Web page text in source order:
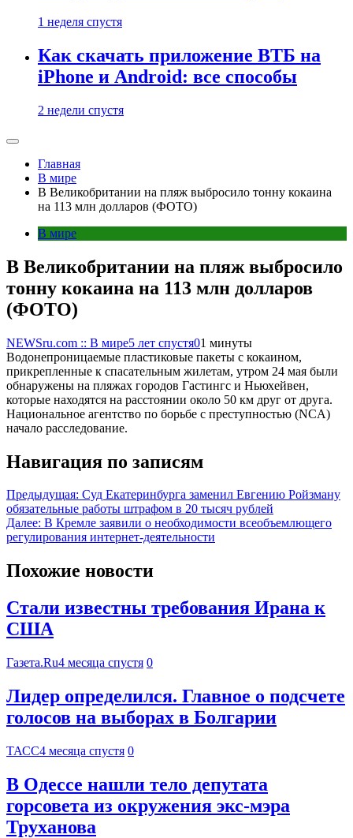
1 неделя спустя
Как скачать приложение ВТБ на
iPhone и Android: все способы
2 недели спустя
Главная
В мире
В Великобритании на пляж выбросило тонну кокаина
на 113 млн долларов (ФОТО)
В мире
В Великобритании на пляж выбросило
тонну кокаина на 113 млн долларов
(ФОТО)
NEWSru.com :: В мире5 лет спустя01 минуты
Водонепроницаемые пластиковые пакеты с кокаином,
прикрепленные к спасательным жилетам, утром 24 мая были
обнаружены на пляжах городов Гастингс и Ньюхейвен,
которые находятся на расстоянии около 50 км друг от друга.
Национальное агентство по борьбе с преступностью (NCA)
начало расследование.
Навигация по записям
Предыдущая: Суд Екатеринбурга заменил Евгению Ройзману
обязательные работы штрафом в 20 тысяч рублей
Далее: В Кремле заявили о необходимости всеобъемлющего
регулирования интернет-деятельности
Похожие новости
Стали известны требования Ирана к
США
Газета.Ru4 месяца спустя 0
Лидер определился. Главное о подсчете
голосов на выборах в Болгарии
ТАСС4 месяца спустя 0
В Одессе нашли тело депутата
горсовета из окружения экс-мэра
Труханова